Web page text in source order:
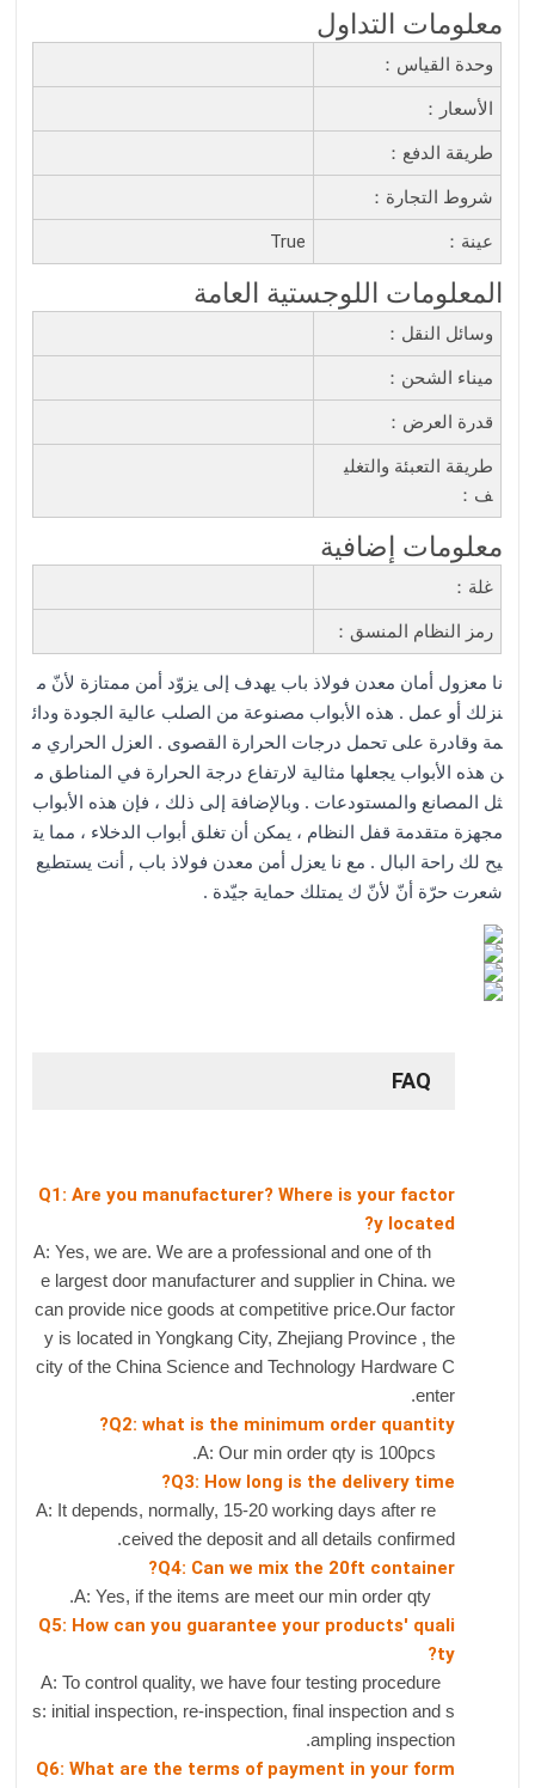
معلومات التداول
وحدة القياس：
الأسعار：
طريقة الدفع：
شروط التجارة：
عينة： True
المعلومات اللوجستية العامة
وسائل النقل：
ميناء الشحن：
قدرة العرض：
طريقة التعبئة والتغلي
ف：
معلومات إضافية
غلة：
رمز النظام المنسق：
نا معزول أمان معدن فولاذ باب يهدف إلى يزوّد أمن ممتازة لأنّ م
نزلك أو عمل . هذه الأبواب مصنوعة من الصلب عالية الجودة ودائ
مة وقادرة على تحمل درجات الحرارة القصوى . العزل الحراري م
ن هذه الأبواب يجعلها مثالية لارتفاع درجة الحرارة في المناطق م
ثل المصانع والمستودعات . وبالإضافة إلى ذلك ، فإن هذه الأبواب
مجهزة متقدمة قفل النظام ، يمكن أن تغلق أبواب الدخلاء ، مما يت
يح لك راحة البال . مع نا يعزل أمن معدن فولاذ باب , أنت يستطيع
شعرت حرّة أنّ لأنّ ك يمتلك حماية جيّدة .
FAQ
Q1: Are you manufacturer? Where is your factor
y located?
A: Yes, we are. We are a professional and one of th
e largest door manufacturer and supplier in China. we
can provide nice goods at competitive price.Our factor
y is located in Yongkang City, Zhejiang Province , the
city of the China Science and Technology Hardware C
enter.
Q2: what is the minimum order quantity?
Q3: How long is the delivery time?
A: It depends, normally, 15-20 working days after re
ceived the deposit and all details confirmed.
Q4: Can we mix the 20ft container?
A: Yes, if the items are meet our min order qty.
Q5: How can you guarantee your products' quali
ty?
A: To control quality, we have four testing procedure
s: initial inspection, re-inspection, final inspection and s
ampling inspection.
Q6: What are the terms of payment in your form